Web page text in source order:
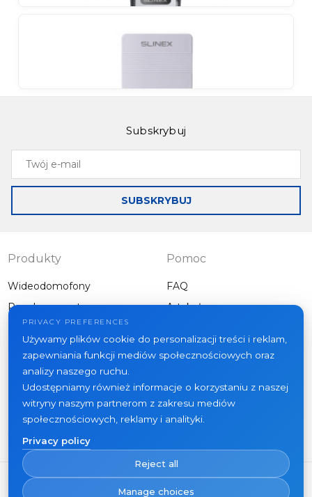
Kompaktowy wideodomofon w niepowtarzalnych
Panel zewnętrzny z wyjściem sygnału na DVR do
nagrywania podczas ruchu
Slinex CH-01
Subskrybuj
Twój
mail
SUBSKRYBUJ
Produkty
Wideodomofony
Panele zewnętrzne
Inny sprzęt
Pomoc
FAQ
Artykuły
Projekty
Aktualności
Kontakt
Gdzie kupić
PRIVACY PREFERENCES
Używamy plików cookie do personalizacji treści i reklam,
zapewniania funkcji mediów społecznościowych oraz
analizy naszego ruchu.
Udostępniamy również informacje o korzystaniu z naszej
witryny naszym partnerom z zakresu mediów
społecznościowych, reklamy i analityki.
Privacy policy
Reject all
Manage choices